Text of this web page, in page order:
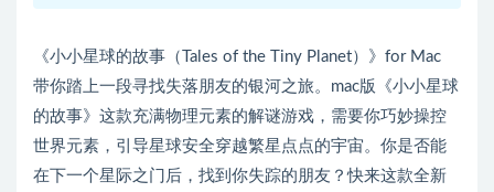
《小小星球的故事（Tales of the Tiny Planet）》for Mac
带你踏上一段寻找失落朋友的银河之旅。mac版《小小星球
的故事》这款充满物理元素的解谜游戏，需要你巧妙操控
世界元素，引导星球安全穿越繁星点点的宇宙。你是否能
在下一个星际之门后，找到你失踪的朋友？快来这款全新